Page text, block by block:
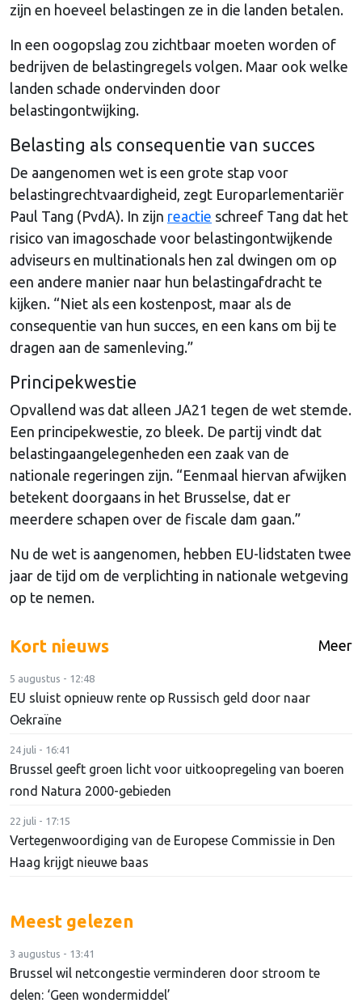
zijn en hoeveel belastingen ze in die landen betalen.
In een oogopslag zou zichtbaar moeten worden of
bedrijven de belastingregels volgen. Maar ook welke
landen schade ondervinden door
belastingontwijking.
Belasting als consequentie van succes
De aangenomen wet is een grote stap voor
belastingrechtvaardigheid, zegt Europarlementariër
Paul Tang (PvdA). In zijn reactie schreef Tang dat het
risico van imagoschade voor belastingontwijkende
adviseurs en multinationals hen zal dwingen om op
een andere manier naar hun belastingafdracht te
kijken. “Niet als een kostenpost, maar als de
consequentie van hun succes, en een kans om bij te
dragen aan de samenleving.”
Principekwestie
Opvallend was dat alleen JA21 tegen de wet stemde.
Een principekwestie, zo bleek. De partij vindt dat
belastingaangelegenheden een zaak van de
nationale regeringen zijn. “Eenmaal hiervan afwijken
betekent doorgaans in het Brusselse, dat er
meerdere schapen over de fiscale dam gaan.”
Nu de wet is aangenomen, hebben EU-lidstaten twee
jaar de tijd om de verplichting in nationale wetgeving
op te nemen.
Kort nieuws Meer
5 augustus - 12:48
EU sluist opnieuw rente op Russisch geld door naar
Oekraïne
24 juli - 16:41
Brussel geeft groen licht voor uitkoopregeling van boeren
rond Natura 2000-gebieden
22 juli - 17:15
Vertegenwoordiging van de Europese Commissie in Den
Haag krijgt nieuwe baas
Meest gelezen
3 augustus - 13:41
Brussel wil netcongestie verminderen door stroom te
delen: ‘Geen wondermiddel’